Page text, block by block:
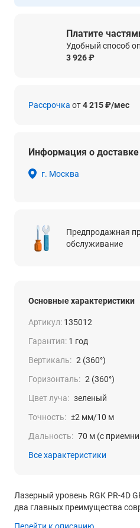
Платите
Удобный способ
3 926 ₽
Рассрочка от4 215 ₽/мес
Информация о доставке
г. Москва
Предпродажная
обслуживание
Основные характеристики
Артикул: 135012
Гарантия: 1 год
Вертикаль: 2 (360°)
Горизонталь: 2 (360°)
Цвет луча: зеленый
Точность: ±2 мм/10 м
Дальность: 70 м (с
Все характеристики
Лазерный уровень RGK PR-4D
два главных преимущества